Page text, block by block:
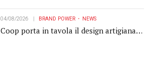
04/08/2026 BRAND POWER NEWS
Coop porta in tavola il design artigianale